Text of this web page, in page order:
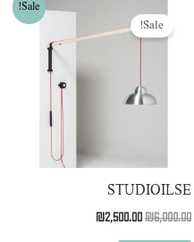
Sale!
Sale!
STUDIOILSE
₪6,000.00
המקורי
היה:
₪2,500.00
הוא:
₪2,500.00.